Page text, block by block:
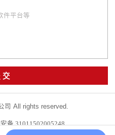
件平台等
交
司 All rights reserved.
备 31011502005248